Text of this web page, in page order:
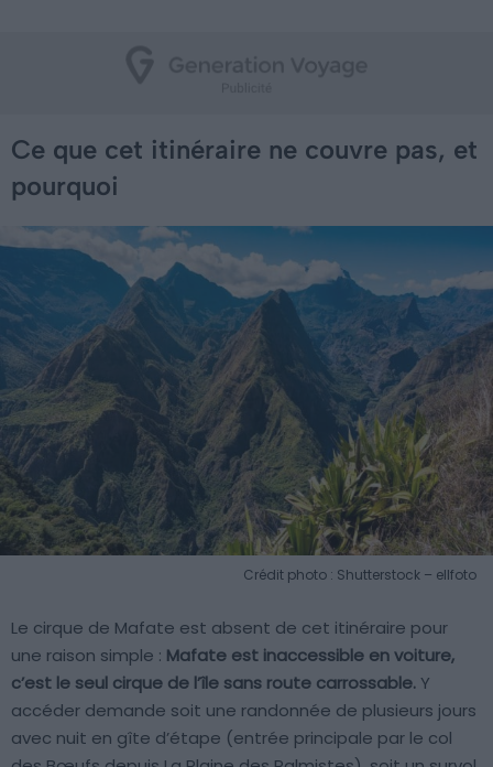
Ce que cet itinéraire ne couvre pas, et
pourquoi
Crédit photo : Shutterstock – ellfoto
Le cirque de Mafate est absent de cet itinéraire pour
une raison simple : Mafate est inaccessible en voiture,
c’est le seul cirque de l’île sans route carrossable. Y
accéder demande soit une randonnée de plusieurs jours
avec nuit en gîte d’étape (entrée principale par le col